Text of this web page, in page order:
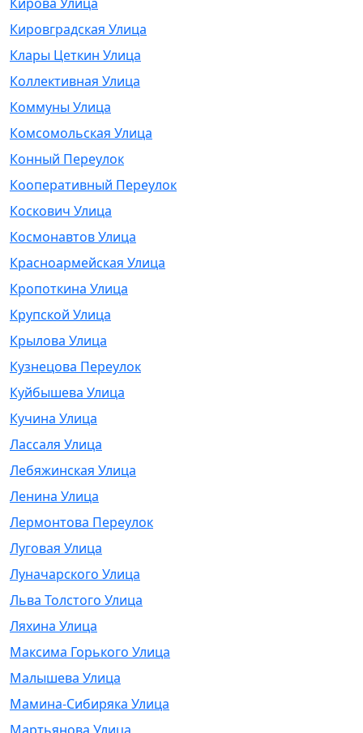
Кировградская Улица
Клары Цеткин Улица
Коллективная Улица
Коммуны Улица
Комсомольская Улица
Конный Переулок
Кооперативный Переулок
Коскович Улица
Космонавтов Улица
Красноармейская Улица
Кропоткина Улица
Крупской Улица
Крылова Улица
Кузнецова Переулок
Куйбышева Улица
Кучина Улица
Лассаля Улица
Лебяжинская Улица
Ленина Улица
Лермонтова Переулок
Луговая Улица
Луначарского Улица
Льва Толстого Улица
Ляхина Улица
Максима Горького Улица
Малышева Улица
Мамина-Сибиряка Улица